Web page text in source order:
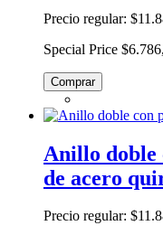
Precio regular:
Special Price
Comprar
Anillo doble
de acero
Precio regular: